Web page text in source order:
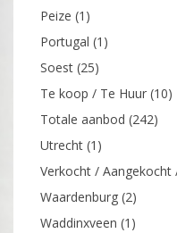
Peize (1)
Portugal (1)
Soest (25)
Te koop / Te Huur (10)
Totale aanbod (242)
Utrecht (1)
Verkocht / Aangekocht
Waardenburg (2)
Waddinxveen (1)